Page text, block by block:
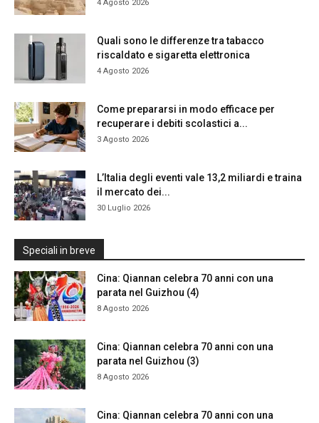
4 Agosto 2026
Quali sono le differenze tra tabacco
riscaldato e sigaretta elettronica
4 Agosto 2026
Come prepararsi in modo efficace per
recuperare i debiti scolastici a...
3 Agosto 2026
L’Italia degli eventi vale 13,2 miliardi e traina
il mercato dei...
30 Luglio 2026
Speciali in breve
Cina: Qiannan celebra 70 anni con una
parata nel Guizhou (4)
8 Agosto 2026
Cina: Qiannan celebra 70 anni con una
parata nel Guizhou (3)
8 Agosto 2026
Cina: Qiannan celebra 70 anni con una